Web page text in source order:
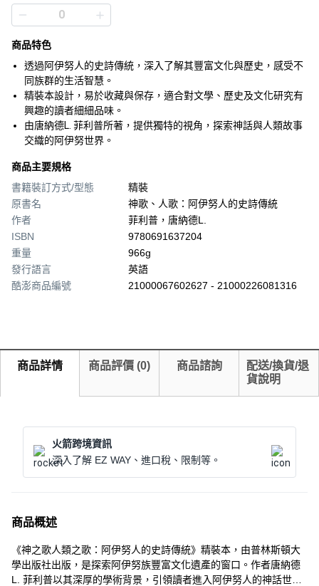
商品特色
透過阿伊努人的史詩傳統，深入了解其豐富文化與歷史，感受不
同族群的生活智慧。
精裝本設計，易於收藏與保存，適合對文學、歷史及文化研究有
興趣的讀者細細品味。
由唐納德L. 菲利普所著，提供獨特的視角，探索神話與人類故事
交織的阿伊努世界。
商品主要規格
書籍裝訂方式/型態
精裝
原書名
神歌、人歌：阿伊努人的史詩傳統
作者
菲利普，唐納德L.
ISBN
9780691637204
重量
966g
發行語言
英語
酷澎商品編號
21000067602627 - 21000226081316
商品詳情 商品評價 (0) 商品諮詢
配送/換貨/退
貨說明
火箭跨境資訊
深入了解 EZ WAY、進口稅、限制等。
商品概述
《神之歌人類之歌：阿伊努人的史詩傳統》精裝本，由普林斯頓大
學出版社出版，是探索阿伊努族豐富文化遺產的窗口。作者唐納德
L. 菲利普以其深厚的學術背景，引領讀者進入阿伊努人的神話世